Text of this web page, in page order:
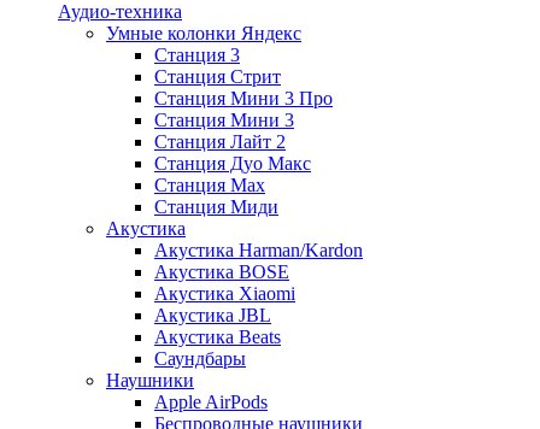
Аудио-техника
Умные колонки Яндекс
Станция 3
Станция Стрит
Станция Мини 3 Про
Станция Мини 3
Станция Лайт 2
Станция Дуо Макс
Станция Max
Станция Миди
Акустика
Акустика Harman/Kardon
Акустика BOSE
Акустика Xiaomi
Акустика JBL
Акустика Beats
Саундбары
Наушники
Apple AirPods
Беспроводные наушники